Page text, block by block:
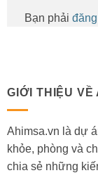
Bạn phải
GIỚI THIỆU VỀ
Ahimsa.vn là dự
khỏe, phòng và
chia sẻ những